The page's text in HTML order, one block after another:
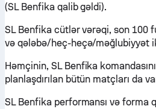
(SL Benfika qalib gəldi).
SL Benfika cütlər vərəqi, son 100
və qələbə/heç-heçə/məğlubiyyət
Həmçinin, SL Benfika
planlaşdırılan bütün matçları da
SL Benfika performansı və forma